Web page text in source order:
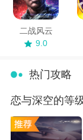
二战风云
9.0
热门攻略
恋与深空的等